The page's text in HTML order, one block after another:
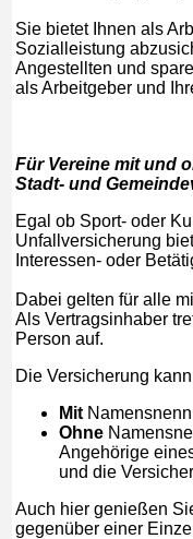
Sie bietet Ihnen als
Sozialleistung
Angestellten und
als Arbeitgeber und
Für Vereine mit und
Stadt- und
Egal ob Sport- oder
Unfallversicherung
Interessen- oder
Dabei gelten für alle
Als Vertragsinhaber
Person auf.
Die Versicherung
Mit
Ohne
Angehörige
und die
Auch hier genießen
gegenüber einer